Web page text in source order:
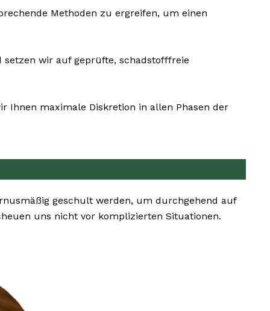
Methoden zu ergreifen, um einen
wir auf geprüfte, schadstofffreie
Ihnen maximale Diskretion in allen Phasen der
geschult werden, um durchgehend auf
uns nicht vor komplizierten Situationen.